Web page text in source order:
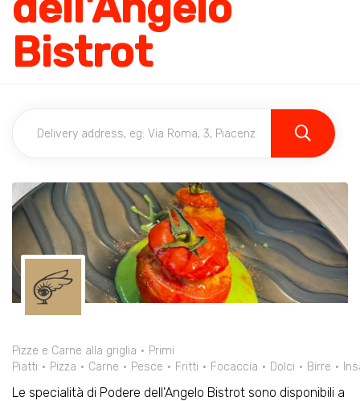
Bistrot
Pizze e Carne alla griglia
Primi
Piatti
Pizza Carne Pesce Fritti Focaccia Dolci Birre
Le specialità di Podere dell'Angelo Bistrot sono disponibili a